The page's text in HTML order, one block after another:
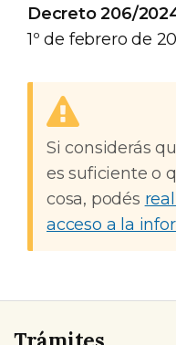
Decreto 206/
1º de febrero de
Si considerás
es suficiente o
cosa, podés
acceso a la